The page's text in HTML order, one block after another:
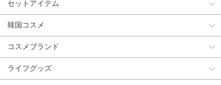
セットアイテム
韓国コスメ
コスメブランド
ライフグッズ